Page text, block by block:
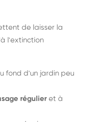
de laisser la
l'extinction
fond d'un jardin peu
régulier et à